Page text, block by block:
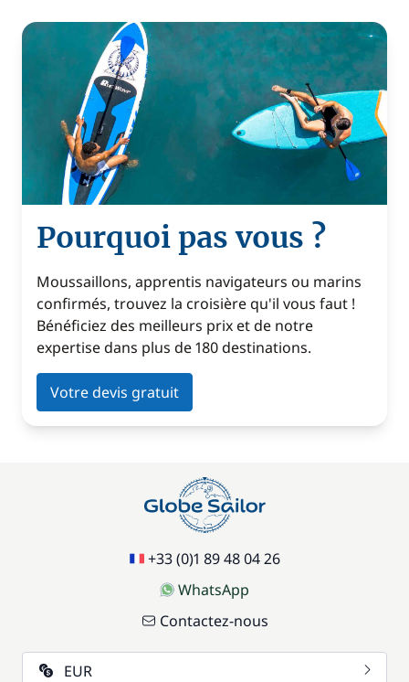
Pourquoi pas vous ?
Moussaillons, apprentis navigateurs ou marins
confirmés, trouvez la croisière qu'il vous faut !
Bénéficiez des meilleurs prix et de notre
expertise dans plus de 180 destinations.
Votre devis gratuit
+33 (0)1 89 48 04 26
WhatsApp
Contactez-nous
EUR